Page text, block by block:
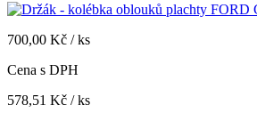
700,00 Kč / ks
Cena s DPH
578,51 Kč / ks